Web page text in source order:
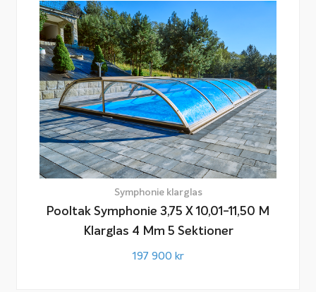
Symphonie klarglas
Pooltak Symphonie 3,75 X 10,01-11,50 M
Klarglas 4 Mm 5 Sektioner
197 900 kr